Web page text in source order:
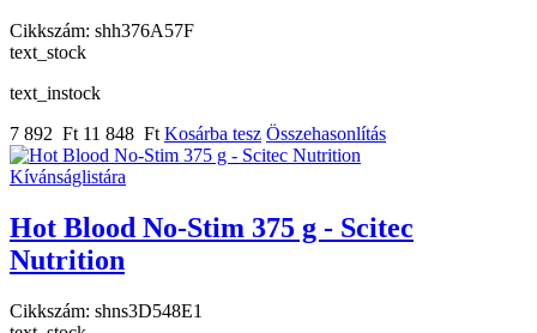
Cikkszám: shh376A57F
text_stock
text_instock
7 892 Ft 11 848 Ft Kosárba tesz Összehasonlítás
Kívánságlistára
Hot Blood No-Stim 375 g - Scitec
Nutrition
Cikkszám: shns3D548E1